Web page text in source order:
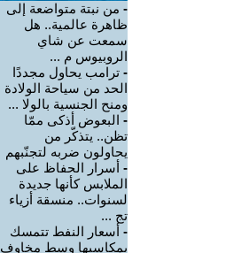
- من نبتة متواضعة إلى
ظاهرة عالمية.. هل
سمعت عن شاي
الروبيوس م ...
- ترامب يحاول مجددًا
الحد من سياحة الولادة
ومنح الجنسية بالولا ...
- البعوض أذكى ممّا
تظن.. يتذكّر من
يحاولون ضربه لتجنّبهم
- أسرار الحفاظ على
الملابس كأنها جديدة
لسنوات.. منسقة أزياء
تج ...
- أسعار النفط تتمسك
بمكاسبها وسط مخاوف